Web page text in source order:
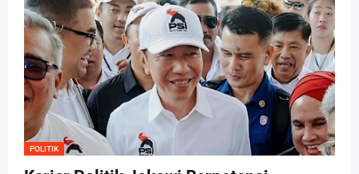
POLITIK